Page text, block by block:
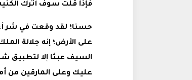
فإذا قلت سوف أترك
حسنا؛ لقد وقعت في شر
على الأرض؛ إنه جلالة
السيف عبثا إلا لتطبيق
عليك وعلى المارقين من